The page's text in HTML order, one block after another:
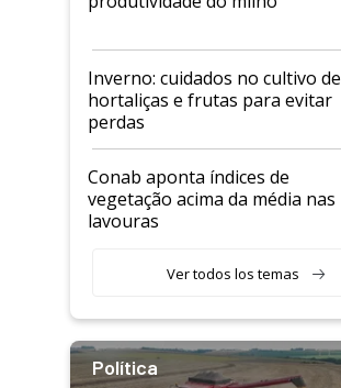
Inverno: cuidados no cultivo de
hortaliças e frutas para evitar
perdas
Conab aponta índices de
vegetação acima da média nas
lavouras
Ver todos los temas
Política